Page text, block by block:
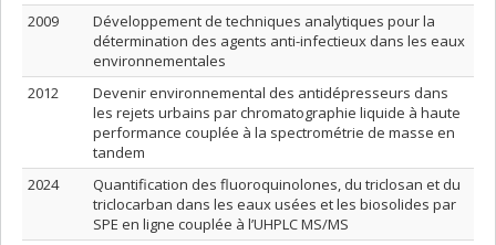
2009
Développement de techniques analytiques pour la
détermination des agents anti-infectieux dans les eaux
environnementales
2012
Devenir environnemental des antidépresseurs dans
les rejets urbains par chromatographie liquide à haute
performance couplée à la spectrométrie de masse en
tandem
2024
Quantification des fluoroquinolones, du triclosan et du
triclocarban dans les eaux usées et les biosolides par
SPE en ligne couplée à l’UHPLC MS/MS